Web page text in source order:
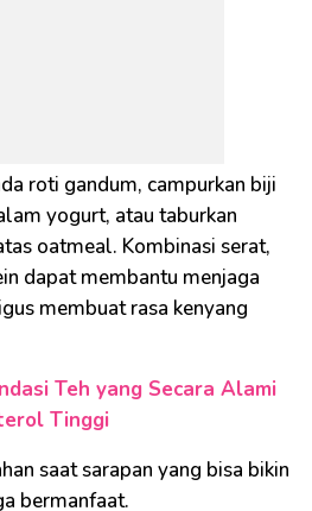
roti gandum, campurkan biji
yogurt, atau taburkan
oatmeal. Kombinasi serat,
dapat membantu menjaga
membuat rasa kenyang
Teh yang Secara Alami
Tinggi
saat sarapan yang bisa bikin
bermanfaat.